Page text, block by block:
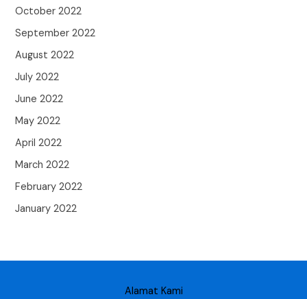
October 2022
September 2022
August 2022
July 2022
June 2022
May 2022
April 2022
March 2022
February 2022
January 2022
Alamat Kami